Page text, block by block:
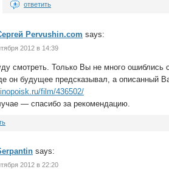
ответить
Pervushin.com says:
2012 в 14:39
смотреть. Только Вы не много ошиблись
он будущее предсказывал, а описанный
film/436502/
— спасибо за рекомендацию.
says:
2012 в 22:20